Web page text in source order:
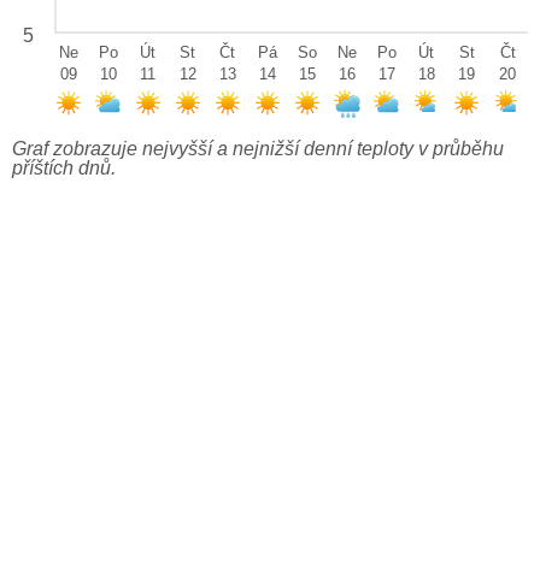
5
Ne
09
Po
10
Út
11
St
12
Čt
13
Pá
14
So
15
Ne
16
Po
17
Út
18
St
19
Čt
20
Graf zobrazuje nejvyšší a nejnižší denní teploty v průběhu
příštích dnů.